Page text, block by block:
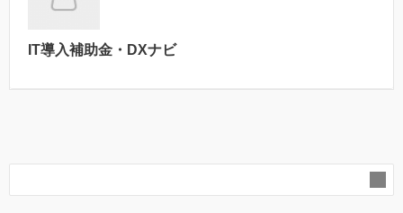
IT導入補助金・DXナビ